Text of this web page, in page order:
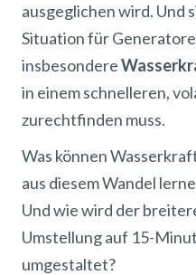
ausgeglichen wird. Und
Situation für
insbesondere
in einem schnelleren,
zurechtfinden muss.
Was können
aus diesem Wandel
Und wie wird der
Umstellung auf 15-
umgestaltet?